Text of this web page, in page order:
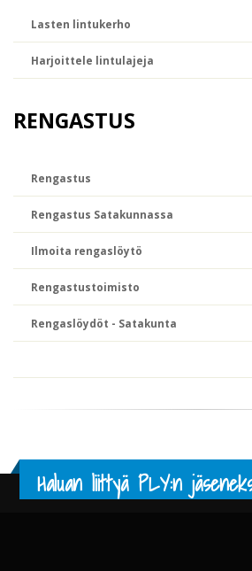
Lasten lintukerho
Harjoittele lintulajeja
RENGASTUS
Rengastus
Rengastus Satakunnassa
Ilmoita rengaslöytö
Rengastustoimisto
Rengaslöydöt - Satakunta
Haluan liittyä PLY:n